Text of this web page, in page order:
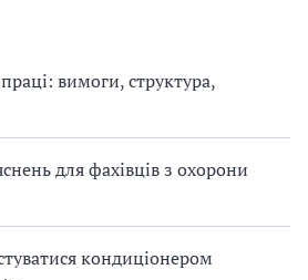
вимоги, структура,
для фахівців з охорони
кондиціонером